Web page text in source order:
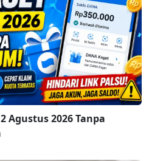
Agustus 2026 Tanpa